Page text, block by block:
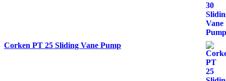
Corken PT 25 Sliding Vane Pump